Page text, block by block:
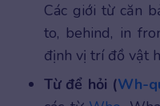
Các giới từ căn
to, behind, in
định vị trí đồ vật
Từ để hỏi (Wh-